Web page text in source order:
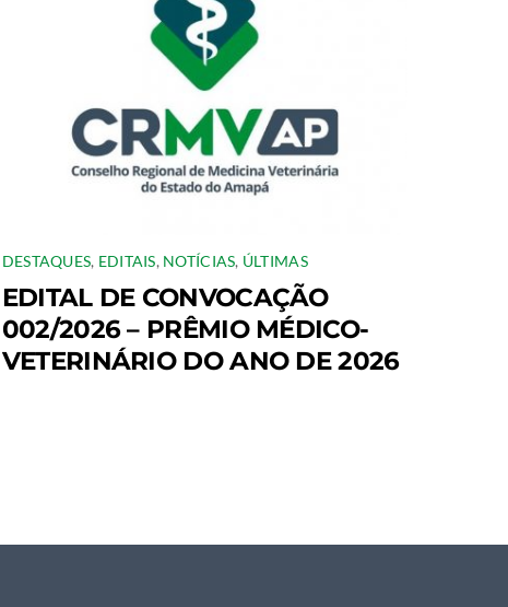
DESTAQUES, EDITAIS, NOTÍCIAS, ÚLTIMAS
EDITAL DE CONVOCAÇÃO
002/2026 – PRÊMIO MÉDICO-
VETERINÁRIO DO ANO DE 2026